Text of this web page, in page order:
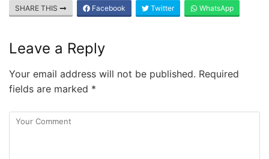
SHARE THIS Facebook Twitter WhatsApp
Leave a Reply
Your email address will not be published. Required
fields are marked *